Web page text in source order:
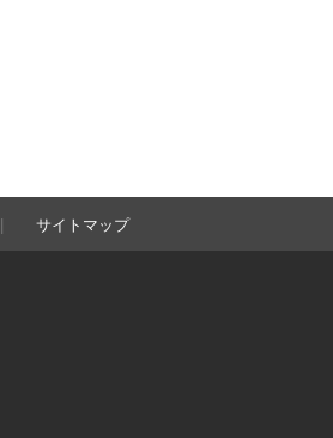
サイトマップ